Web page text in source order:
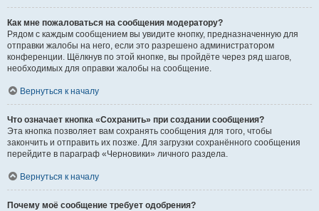
Как мне пожаловаться на сообщения модератору?
Рядом с каждым сообщением вы увидите кнопку, предназначенную для
отправки жалобы на него, если это разрешено администратором
конференции. Щёлкнув по этой кнопке, вы пройдёте через ряд шагов,
необходимых для оправки жалобы на сообщение.
Вернуться к началу
Что означает кнопка «Сохранить» при создании сообщения?
Эта кнопка позволяет вам сохранять сообщения для того, чтобы
закончить и отправить их позже. Для загрузки сохранённого сообщения
перейдите в параграф «Черновики» личного раздела.
Вернуться к началу
Почему моё сообщение требует одобрения?